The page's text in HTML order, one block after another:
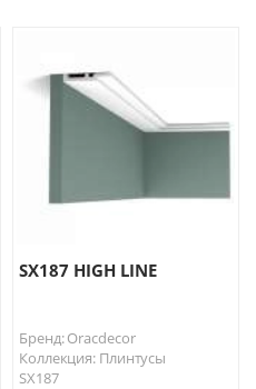
В КОРЗИНУ
SX187 HIGH LINE
Бренд: Oracdecor
Коллекция: Плинтусы
SX187